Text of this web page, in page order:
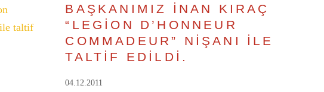
BAŞKANIMIZ İNAN KIRAÇ
“LEGİON D’HONNEUR
COMMADEUR” NİŞANI İLE
TALTİF EDİLDİ.
04.12.2011